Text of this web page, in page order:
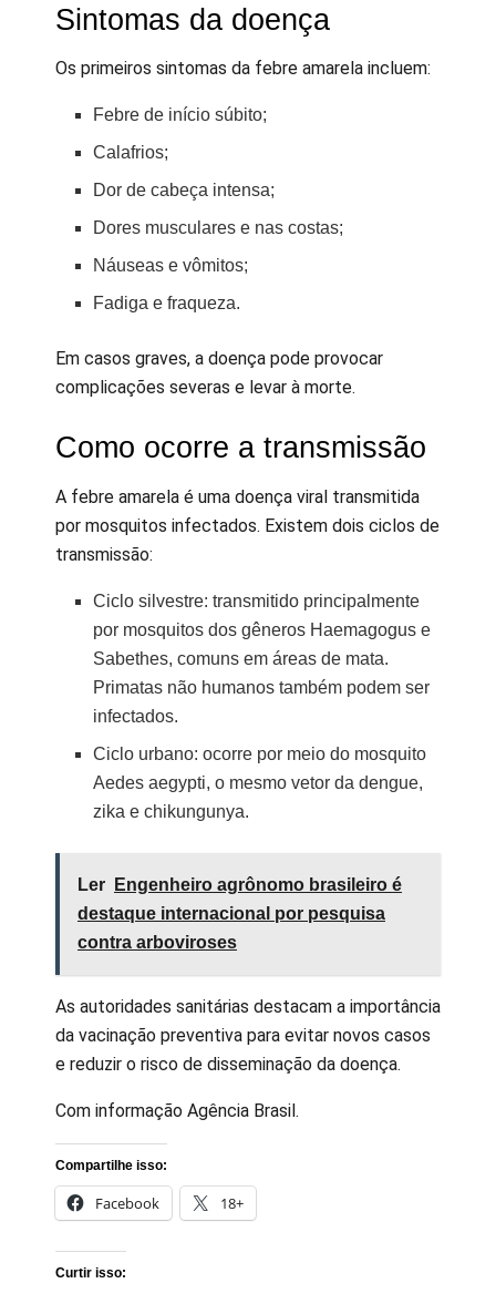
Sintomas da doença
Os primeiros sintomas da febre amarela incluem:
Febre de início súbito;
Calafrios;
Dor de cabeça intensa;
Dores musculares e nas costas;
Náuseas e vômitos;
Fadiga e fraqueza.
Em casos graves, a doença pode provocar
complicações severas e levar à morte.
Como ocorre a transmissão
A febre amarela é uma doença viral transmitida
por mosquitos infectados. Existem dois ciclos de
transmissão:
Ciclo silvestre: transmitido principalmente
por mosquitos dos gêneros Haemagogus e
Sabethes, comuns em áreas de mata.
Primatas não humanos também podem ser
infectados.
Ciclo urbano: ocorre por meio do mosquito
Aedes aegypti, o mesmo vetor da dengue,
zika e chikungunya.
Ler
Engenheiro agrônomo brasileiro é
destaque internacional por pesquisa
contra arboviroses
As autoridades sanitárias destacam a importância
da vacinação preventiva para evitar novos casos
e reduzir o risco de disseminação da doença.
Com informação Agência Brasil.
Compartilhe isso:
Facebook 18+
Curtir isso: